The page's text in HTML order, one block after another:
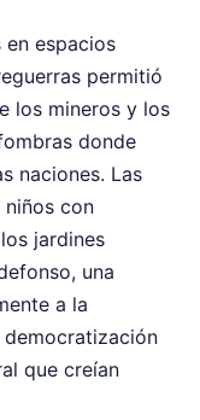
espacios
permitió
los mineros y los
donde
naciones. Las
con
jardines
una
a la
que creían